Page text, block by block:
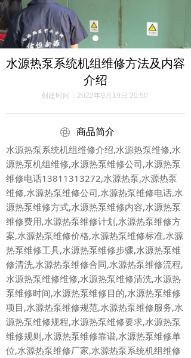
水源热泵系统机组维修方法及内容
介绍
商品简介
创建时间： 2022年9月19日 20:50
水源热泵系统机组维修介绍,水源热泵维修,水
源热泵机组维修,水源热泵维修公司,水源热泵
维修电话13811313272,水源热泵,水源热泵
维修,水源热泵维修公司,水源热泵维修电话,水
源热泵维修方式,水源热泵维修内容,水源热泵
维修费用,水源热泵维修计划,水源热泵维修方
案,水源热泵维修价格,水源热泵维修标准,水源
热泵维修工具,水源热泵维修步骤,水源热泵维
修清洗,水源热泵维修合同,水源热泵维修流程,
水源热泵维修维修,水源热泵维修清洗,水源热
泵维修时间,水源热泵维修目的,水源热泵维修
项目,水源热泵维修规范,水源热泵维修服务,水
源热泵维修规程,水源热泵维修要求,水源热泵
维修规则,水源热泵维修靠谱,水源热泵维修单
位,水源热泵维修厂家,水源热泵系统机组维修
ꁵ